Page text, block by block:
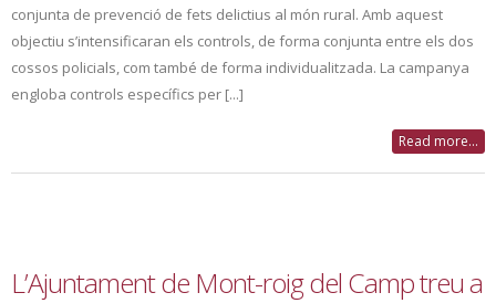
conjunta de prevenció de fets delictius al món rural. Amb aquest
objectiu s’intensificaran els controls, de forma conjunta entre els dos
cossos policials, com també de forma individualitzada. La campanya
engloba controls específics per [...]
Read more...
L’Ajuntament de Mont-roig del Camp treu a